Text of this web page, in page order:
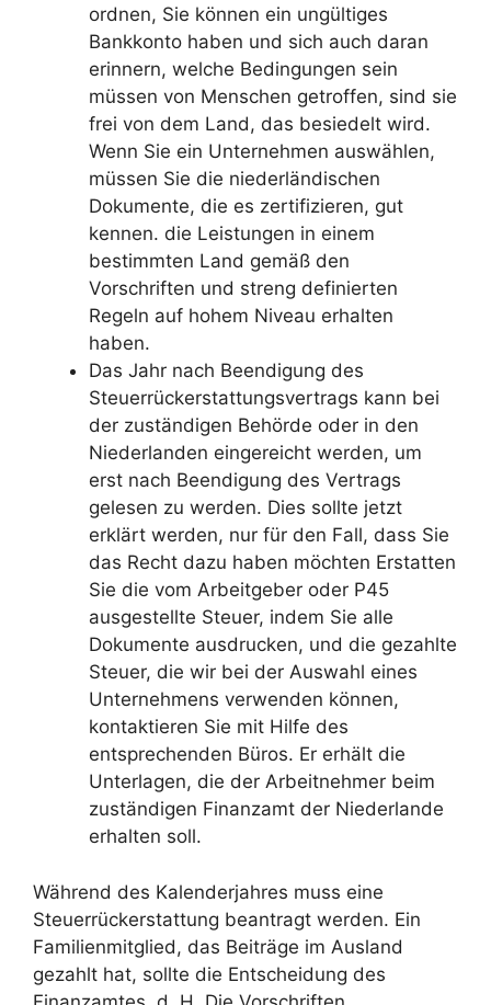
ordnen, Sie können ein ungültiges
Bankkonto haben und sich auch daran
erinnern, welche Bedingungen sein
müssen von Menschen getroffen, sind sie
frei von dem Land, das besiedelt wird.
Wenn Sie ein Unternehmen auswählen,
müssen Sie die niederländischen
Dokumente, die es zertifizieren, gut
kennen. die Leistungen in einem
bestimmten Land gemäß den
Vorschriften und streng definierten
Regeln auf hohem Niveau erhalten
haben.
Das Jahr nach Beendigung des
Steuerrückerstattungsvertrags kann bei
der zuständigen Behörde oder in den
Niederlanden eingereicht werden, um
erst nach Beendigung des Vertrags
gelesen zu werden. Dies sollte jetzt
erklärt werden, nur für den Fall, dass Sie
das Recht dazu haben möchten Erstatten
Sie die vom Arbeitgeber oder P45
ausgestellte Steuer, indem Sie alle
Dokumente ausdrucken, und die gezahlte
Steuer, die wir bei der Auswahl eines
Unternehmens verwenden können,
kontaktieren Sie mit Hilfe des
entsprechenden Büros. Er erhält die
Unterlagen, die der Arbeitnehmer beim
zuständigen Finanzamt der Niederlande
erhalten soll.
Während des Kalenderjahres muss eine
Steuerrückerstattung beantragt werden. Ein
Familienmitglied, das Beiträge im Ausland
gezahlt hat, sollte die Entscheidung des